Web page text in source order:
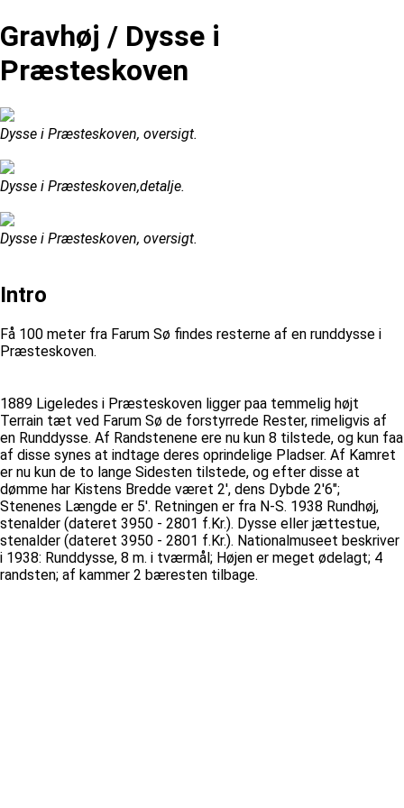
Gravhøj / Dysse i
Præsteskoven
Dysse i Præsteskoven, oversigt.
Dysse i Præsteskoven,detalje.
Dysse i Præsteskoven, oversigt.
Intro
Få 100 meter fra Farum Sø findes resterne af en runddysse i
Præsteskoven.
1889 Ligeledes i Præsteskoven ligger paa temmelig højt
Terrain tæt ved Farum Sø de forstyrrede Rester, rimeligvis af
en Runddysse. Af Randstenene ere nu kun 8 tilstede, og kun faa
af disse synes at indtage deres oprindelige Pladser. Af Kamret
er nu kun de to lange Sidesten tilstede, og efter disse at
dømme har Kistens Bredde været 2', dens Dybde 2'6";
Stenenes Længde er 5'. Retningen er fra N-S. 1938 Rundhøj,
stenalder (dateret 3950 - 2801 f.Kr.). Dysse eller jættestue,
stenalder (dateret 3950 - 2801 f.Kr.). Nationalmuseet beskriver
i 1938: Runddysse, 8 m. i tværmål; Højen er meget ødelagt; 4
randsten; af kammer 2 bæresten tilbage.